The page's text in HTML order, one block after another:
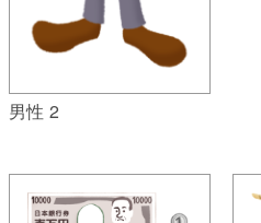
男性 2